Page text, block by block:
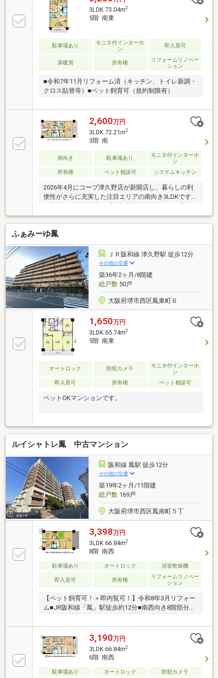
3LDK 73.04m2
5階 南東
駐車場あり
モニタ付インターホ
ン
即入居可
床暖房 所有権
リフォームリノベー
ション
■令和7年11月リフォーム済（キッチン、トイレ新調・
クロス貼替等）■ペット飼育可（規約制限有）
2,600万円
3LDK 72.21m2
3階 南
南向き 駐車場あり
モニタ付インターホ
ン
所有権
ペット相談可 システムキッチン
2026年4月にコープ津久野店が新開店し、暮らしの利
便性がさらに充実した注目エリアの南向き3LDKです。
野駅」徒歩12分・コープ津久野店まで徒歩約6分・ミ
ニストップ堺津久野町店まで徒歩約3分・上野芝小ま
で徒歩約7分・津久野中まで徒歩約10分＜物件特徴
＞・南向きバルコニー・LDK18帖以上・オートロック
＋モニター付インターホン＋宅配BOX・ペット飼育
可・相談◆◇安心のサポート体制◇◆・ファイナンシ
ャルプランナーによる資金計画・住宅ローン相談対
応・ご自宅または最寄り駅への無料送迎サービスあり
（要予約）
ふぁみーゆ鳳
ＪＲ阪和線 津久野駅 徒歩12分
その他の交通
築36年2ヶ月/8階建
総戸数50戸
大阪府堺市西区鳳東町６
1,650万円
3LDK 65.74m2
5階 南東
オートロック 防犯カメラ
モニタ付インターホ
ン
即入居可
所有権 ペット相談可
ペットOKマンションです。
ルイシャトレ鳳 中古マンション
阪和線 鳳駅 徒歩12分
その他の交通
築19年2ヶ月/11階建
総戸数169戸
大阪府堺市西区鳳南町５丁
3,398万円
3LDK 66.84m2
8階 南西
駐車場あり オートロック 浴室乾燥機
即入居可 所有権
リフォームリノベー
ション
【ペット飼育可！＋即内覧可！】令和8年3月リフォー
ム■JR阪和線「鳳」駅徒歩約12分■南西向き8階部分で
備充実
3,190万円
3LDK 66.84m2
6階 南西
駐車場あり オートロック
防犯カメラ